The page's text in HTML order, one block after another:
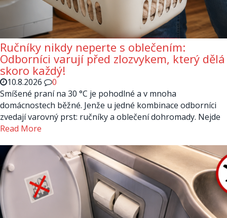
Ručníky nikdy neperte s oblečením:
Odborníci varují před zlozvykem, který dělá
skoro každý!
10.8.2026
0
Smíšené praní na 30 °C je pohodlné a v mnoha
domácnostech běžné. Jenže u jedné kombinace odborníci
zvedají varovný prst: ručníky a oblečení dohromady. Nejde
Read More